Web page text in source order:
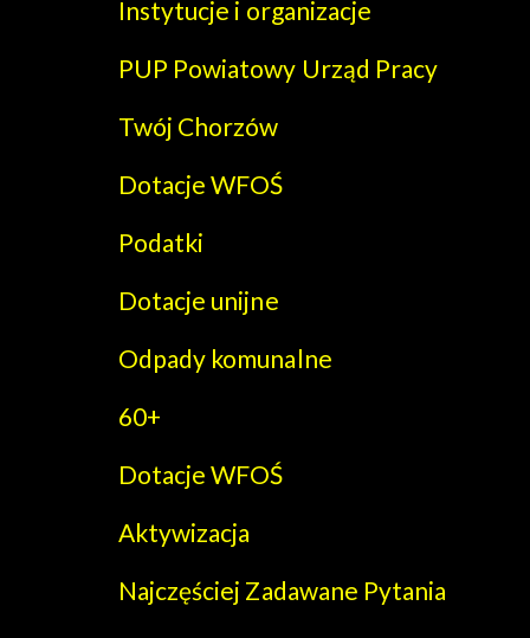
Instytucje i organizacje
PUP Powiatowy Urząd Pracy
Twój Chorzów
Dotacje WFOŚ
Podatki
Dotacje unijne
Odpady komunalne
60+
Dotacje WFOŚ
Aktywizacja
Najczęściej Zadawane Pytania